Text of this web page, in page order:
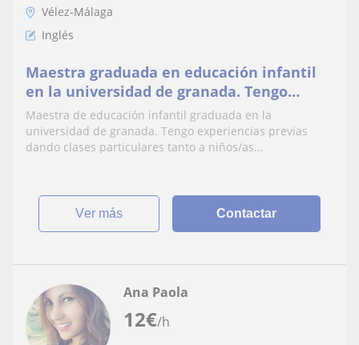
Vélez-Málaga
Inglés
Maestra graduada en educación infantil
en la universidad de granada. Tengo
experiencias previas dando clases
particulares tanto a niños/as de
educación infantil y primaria, además que
Maestra de educación infantil graduada en la
universidad de granada. Tengo experiencias previas
dando clases particulares tanto a niños/as...
ver más Contactar
12€/h
Ana Paola